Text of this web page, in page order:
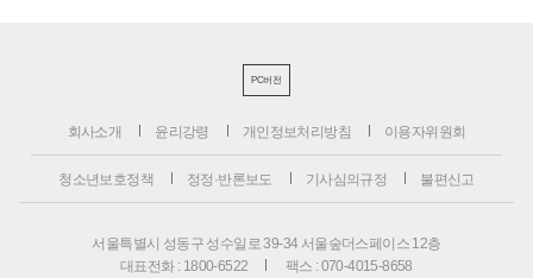
PC버전
회사소개 윤리강령 개인정보처리방침 이용자위원회
청소년보호정책 정정·반론보도 기사심의규정 불편신고
서울특별시 성동구 성수일로 39-34 서울숲더스페이스 12층
대표전화 : 1800-6522
팩스 : 070-4015-8658